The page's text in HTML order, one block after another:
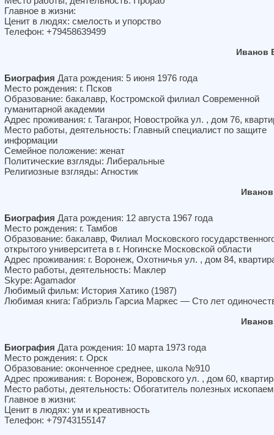
Главное в жизни:
Ценит в людях: смелость и упорство
Телефон: +79458639499
Иванов
Биография Дата рождения: 5 июня 1976 года
Место рождения: г. Псков
Образование: бакалавр, Костромской филиал Современной
гуманитарной академии
Адрес проживания: г. Таганрог, Новостройка ул. , дом 76,
Место работы, деятельность: Главный специалист по защите
информации
Семейное положение: женат
Политические взгляды: Либеральные
Религиозные взгляды: Агностик
Биография Дата рождения: 12 августа 1967 года
Место рождения: г. Тамбов
Образование: бакалавр, Филиал Московского
открытого университета в г. Ногинске Московской области
Адрес проживания: г. Воронеж, Охотничья ул. , дом 84,
Место работы, деятельность: Маклер
Skype: Agamador
Любимый фильм: История Хатико (1987)
Любимая книга: Габриэль Гарсиа Маркес — Сто лет
Биография Дата рождения: 10 марта 1973 года
Место рождения: г. Орск
Образование: оконченное среднее, школа №910
Адрес проживания: г. Воронеж, Воровского ул. , дом 60,
Место работы, деятельность: Обогатитель полезных
Главное в жизни:
Ценит в людях: ум и креативность
Телефон: +79743155147